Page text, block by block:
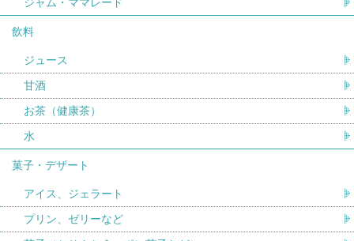
飲料
ジュース
甘酒
お茶（健康茶）
水
菓子・デザート
アイス、ジェラート
プリン、ゼリーなど